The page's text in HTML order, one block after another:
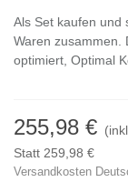
Als Set kaufen und
Waren zusammen.
optimiert, Optimal
255,98 €
Statt 259,98 €
Versandkosten